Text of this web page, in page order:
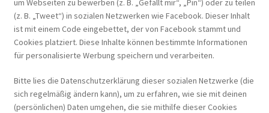
um Webseiten zu bewerben (z. B. „Gefällt mir“, „Pin“) oder zu teilen
(z. B. „Tweet“) in sozialen Netzwerken wie Facebook. Dieser Inhalt
ist mit einem Code eingebettet, der von Facebook stammt und
Cookies platziert. Diese Inhalte können bestimmte Informationen
für personalisierte Werbung speichern und verarbeiten.
Bitte lies die Datenschutzerklärung dieser sozialen Netzwerke (die
sich regelmäßig ändern kann), um zu erfahren, wie sie mit deinen
(persönlichen) Daten umgehen, die sie mithilfe dieser Cookies